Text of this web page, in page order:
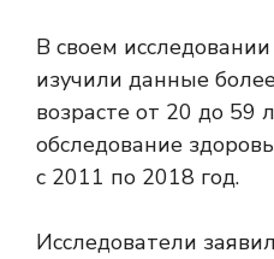
В своем
изучили данные
возрасте от 20 до 59
обследование
с 2011 по 2018 год.
Исследователи